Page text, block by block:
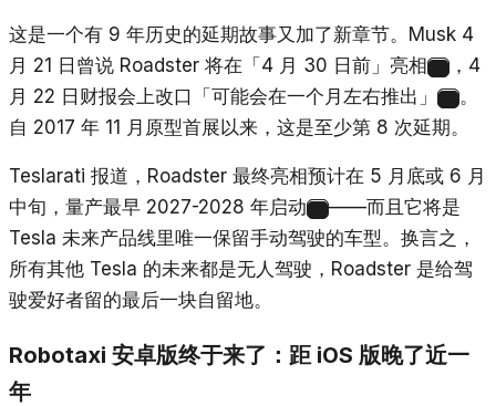
这是一个有 9 年历史的延期故事又加了新章节。Musk 4
月 21 日曾说 Roadster 将在「4 月 30 日前」亮相
，4
月 22 日财报会上改口「可能会在一个月左右推出」
。
自 2017 年 11 月原型首展以来，这是至少第 8 次延期。
Teslarati 报道，Roadster 最终亮相预计在 5 月底或 6 月
中旬，量产最早 2027-2028 年启动
——而且它将是
Tesla 未来产品线里唯一保留手动驾驶的车型。换言之，
所有其他 Tesla 的未来都是无人驾驶，Roadster 是给驾
驶爱好者留的最后一块自留地。
Robotaxi 安卓版终于来了：距 iOS 版晚了近一
年